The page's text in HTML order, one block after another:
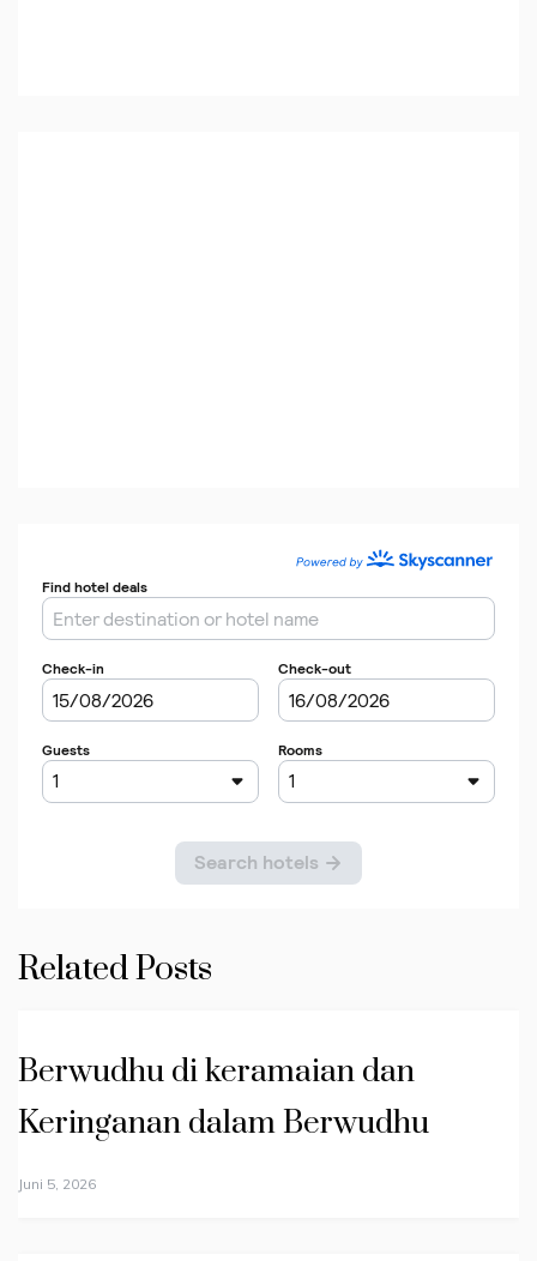
Related Posts
Berwudhu di keramaian dan
Keringanan dalam Berwudhu
Juni 5, 2026